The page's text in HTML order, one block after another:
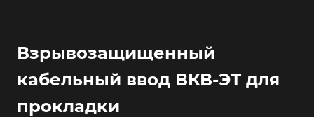
Взрывозащищенный
кабельный ввод ВКВ-ЭТ для
прокладки